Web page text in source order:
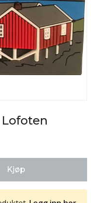
Kjøp